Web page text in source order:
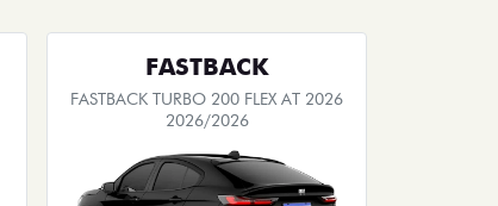
FASTBACK
FASTBACK TURBO 200 FLEX AT 2026
2026/2026